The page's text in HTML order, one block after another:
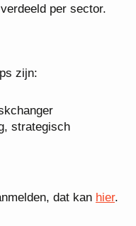
per sector.
zijn:
strategisch
dat kan hier.